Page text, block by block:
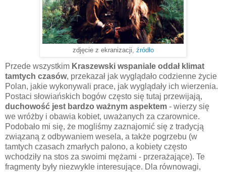
zdjęcie z ekranizacji, źródło
Przede wszystkim Kraszewski wspaniale oddał klimat
tamtych czasów, przekazał jak wyglądało codzienne życie
Polan, jakie wykonywali prace, jak wyglądały ich wierzenia.
Postaci słowiańskich bogów często się tutaj przewijają,
duchowość jest bardzo ważnym aspektem - wierzy się
we wróżby i obawia kobiet, uważanych za czarownice.
Podobało mi się, że mogliśmy zaznajomić się z tradycją
związaną z odbywaniem wesela, a także pogrzebu (w
tamtych czasach zmarłych palono, a kobiety często
wchodziły na stos za swoimi mężami - przerażające). Te
fragmenty były niezwykle interesujące. Dla równowagi,